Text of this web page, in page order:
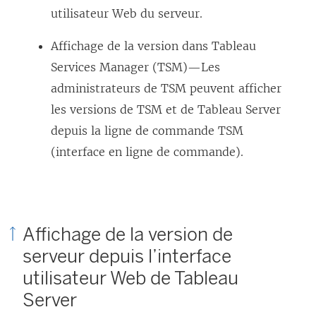
utilisateur Web du serveur.
Affichage de la version dans Tableau
Services Manager (TSM)—Les
administrateurs de TSM peuvent afficher
les versions de TSM et de Tableau Server
depuis la ligne de commande TSM
(interface en ligne de commande).
Affichage de la version de
serveur depuis l’interface
utilisateur Web de Tableau
Server